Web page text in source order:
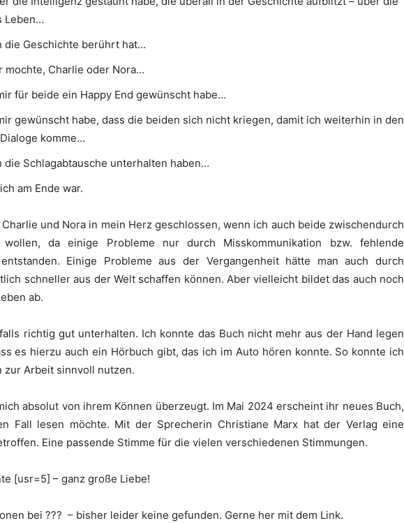
Leben…
die Geschichte berührt hat…
mochte, Charlie oder Nora…
für beide ein Happy End gewünscht habe…
gewünscht habe, dass die beiden sich nicht kriegen, damit ich weiterhin in den
komme…
die Schlagabtausche unterhalten haben…
am Ende war.
und Nora in mein Herz geschlossen, wenn ich auch beide zwischendurch
da einige Probleme nur durch Misskommunikation bzw. fehlende
entstanden. Einige Probleme aus der Vergangenheit hätte man auch durch
schneller aus der Welt schaffen können. Aber vielleicht bildet das auch noch
ab.
richtig gut unterhalten. Ich konnte das Buch nicht mehr aus der Hand legen
es hierzu auch ein Hörbuch gibt, das ich im Auto hören konnte. So konnte ich
zur Arbeit sinnvoll nutzen.
absolut von ihrem Können überzeugt. Im Mai 2024 erscheint ihr neues Buch,
Fall lesen möchte. Mit der Sprecherin Christiane Marx hat der Verlag eine
Eine passende Stimme für die vielen verschiedenen Stimmungen.
[usr=5] – ganz große Liebe!
bei ??? – bisher leider keine gefunden. Gerne her mit dem Link.